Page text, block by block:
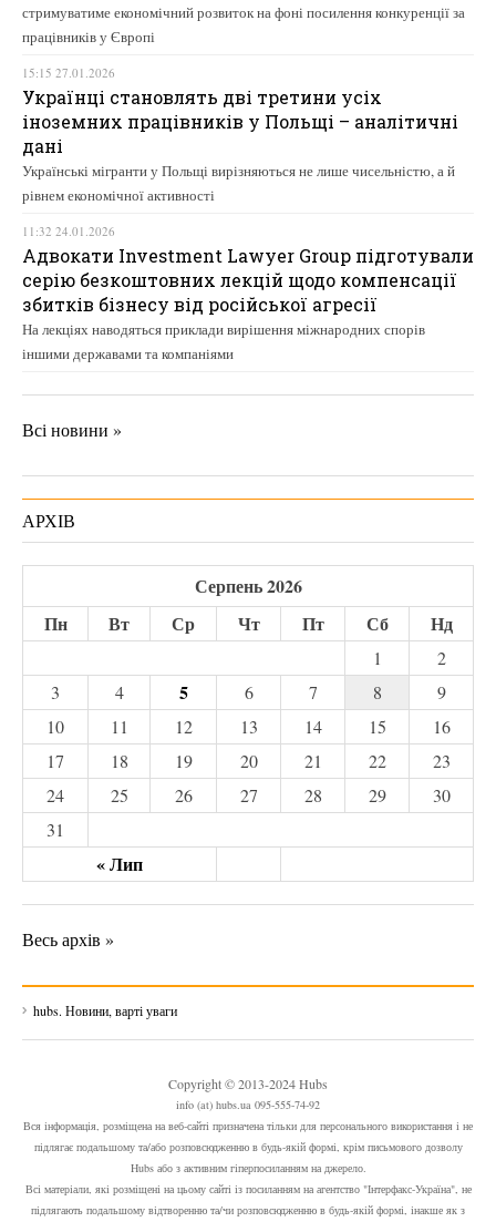
стримуватиме економічний розвиток на фоні посилення конкуренції за
працівників у Європі
15:15 27.01.2026
Українці становлять дві третини усіх
іноземних працівників у Польщі – аналітичні
дані
Українські мігранти у Польщі вирізняються не лише чисельністю, а й
рівнем економічної активності
11:32 24.01.2026
Адвокати Investment Lawyer Group підготували
серію безкоштовних лекцій щодо компенсації
збитків бізнесу від російської агресії
На лекціях наводяться приклади вирішення міжнародних спорів
іншими державами та компаніями
Всі новини »
АРХІВ
Серпень 2026
Пн
Вт Ср Чт Пт Сб Нд
« Лип
1
2
3
4 5 6 7 8
9
10
11 12 13 14 15
16
17
18 19 20 21 22
23
24
25 26 27 28 29
30
31
Весь архів »
hubs. Новини, варті уваги
Copyright © 2013-2024 Hubs
info (at) hubs.ua 095-555-74-92
Вся інформація, розміщена на веб-сайті призначена тільки для персонального використання і не
підлягає подальшому та/або розповсюдженню в будь-якій формі, крім письмового дозволу
Hubs або з активним гіперпосиланням на джерело.
Всі матеріали, які розміщені на цьому сайті із посиланням на агентство "Інтерфакс-Україна", не
підлягають подальшому відтворенню та/чи розповсюдженню в будь-якій формі, інакше як з